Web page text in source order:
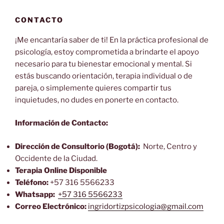
CONTACTO
¡Me encantaría saber de ti! En la práctica profesional de
psicología, estoy comprometida a brindarte el apoyo
necesario para tu bienestar emocional y mental. Si
estás buscando orientación, terapia individual o de
pareja, o simplemente quieres compartir tus
inquietudes, no dudes en ponerte en contacto.
Información de Contacto:
Dirección de Consultorio (Bogotá): Norte, Centro y
Occidente de la Ciudad.
Terapia Online Disponible
Teléfono: +57 316 5566233
Whatsapp: +57 316 5566233
Correo Electrónico: ingridortizpsicologia@gmail.com